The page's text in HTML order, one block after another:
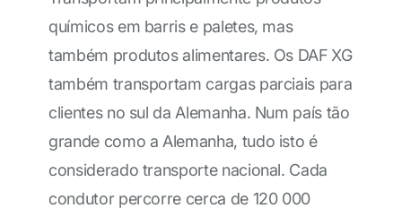
químicos em barris e paletes, mas
também produtos alimentares. Os DAF XG
também transportam cargas parciais para
clientes no sul da Alemanha. Num país tão
grande como a Alemanha, tudo isto é
considerado transporte nacional. Cada
condutor percorre cerca de 120 000